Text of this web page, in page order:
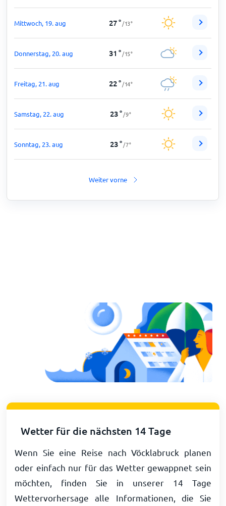
Mittwoch, 19. aug 27° /13°
Donnerstag, 20. aug 31 ° /15°
Freitag, 21. aug 22° /14°
Samstag, 22. aug 23° /9°
Sonntag, 23. aug 23° /7°
Weiter vorne
Wetter für die nächsten 14 Tage
Wenn Sie eine Reise nach Vöcklabruck planen
oder einfach nur für das Wetter gewappnet sein
möchten, finden Sie in unserer 14 Tage
Wettervorhersage alle Informationen, die Sie